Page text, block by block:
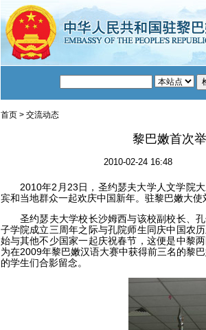
首页> 交流动态
黎巴嫩首次
2010-02-24 16:48
2010年2月23日，圣约瑟夫大学人文学院大
宾和当地群众一起欢庆中国新年。驻黎巴嫩大使
圣约瑟夫大学校长沙姆西与该校副校长、孔
子学院成立三周年之际与孔院师生同庆中国农
始与其他不少国家一起庆祝春节，这便是中黎
为在2009年黎巴嫩汉语大赛中获得前三名的黎
的学生们合影留念。